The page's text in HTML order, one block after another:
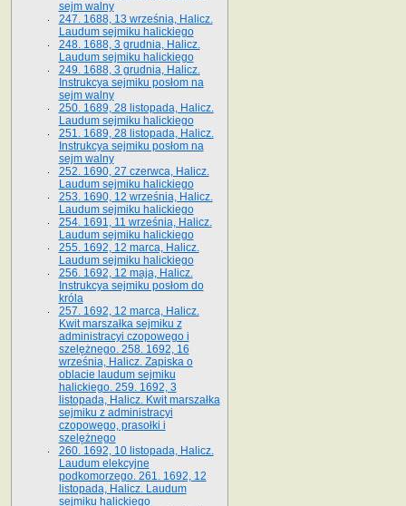
sejm walny
247. 1688, 13 września, Halicz.
Laudum sejmiku halickiego
248. 1688, 3 grudnia, Halicz.
Laudum sejmiku halickiego
249. 1688, 3 grudnia, Halicz.
Instrukcya sejmiku posłom na
sejm walny
250. 1689, 28 listopada, Halicz.
Laudum sejmiku halickiego
251. 1689, 28 listopada, Halicz.
Instrukcya sejmiku posłom na
sejm walny
252. 1690, 27 czerwca, Halicz.
Laudum sejmiku halickiego
253. 1690, 12 września, Halicz.
Laudum sejmiku halickiego
254. 1691, 11 września, Halicz.
Laudum sejmiku halickiego
255. 1692, 12 marca, Halicz.
Laudum sejmiku halickiego
256. 1692, 12 maja, Halicz.
Instrukcya sejmiku posłom do
króla
257. 1692, 12 marca, Halicz.
Kwit marszałka sejmiku z
administracyi czopowego i
szelężnego. 258. 1692, 16
września, Halicz. Zapiska o
oblacie laudum sejmiku
halickiego. 259. 1692, 3
listopada, Halicz. Kwit marszałka
sejmiku z administracyi
czopowego, prasołki i
szelężnego
260. 1692, 10 listopada, Halicz.
Laudum elekcyjne
podkomorzego. 261. 1692, 12
listopada, Halicz. Laudum
sejmiku halickiego